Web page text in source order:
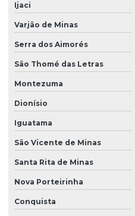
Ijaci
Varjão de Minas
Serra dos Aimorés
São Thomé das Letras
Montezuma
Dionísio
Iguatama
São Vicente de Minas
Santa Rita de Minas
Nova Porteirinha
Conquista